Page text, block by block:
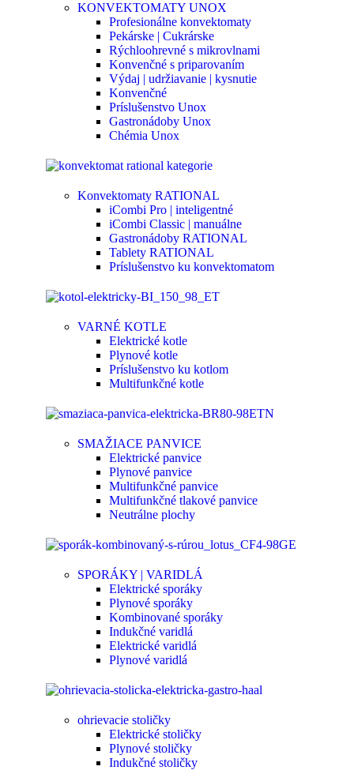
KONVEKTOMATY UNOX
Profesionálne konvektomaty
Pekárske | Cukrárske
Rýchloohrevné s mikrovlnami
Konvenčné s priparovaním
Výdaj | udržiavanie | kysnutie
Konvenčné
Príslušenstvo Unox
Gastronádoby Unox
Chémia Unox
Konvektomaty RATIONAL
iCombi Pro | inteligentné
iCombi Classic | manuálne
Gastronádoby RATIONAL
Tablety RATIONAL
Príslušenstvo ku konvektomatom
VARNÉ KOTLE
Elektrické kotle
Plynové kotle
Príslušenstvo ku kotlom
Multifunkčné kotle
SMAŽIACE PANVICE
Elektrické panvice
Plynové panvice
Multifunkčné panvice
Multifunkčné tlakové panvice
Neutrálne plochy
SPORÁKY | VARIDLÁ
Elektrické sporáky
Plynové sporáky
Kombinované sporáky
Indukčné varidlá
Elektrické varidlá
Plynové varidlá
ohrievacie stoličky
Elektrické stoličky
Plynové stoličky
Indukčné stoličky